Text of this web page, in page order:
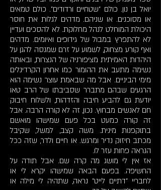
יואל בן נון. כולם "שטחיים ורדודים". כולם טמאים
או מסוכנים. או שניהם. מדהים לגלות את חוסר
היכולת המוחלט לנהל מחלוקת. לא להסכים ועדיין
לא להתפרץ במבול של גידופים ואיומים. מדהים
ואף קורע מצחוק, לשמוע על זרם שמנסה להגן על
היהדות האמיתית מציפורניה של הנצרות, ובאותה
נשימה מתעב את ההומור כמו אחרון הקרדינלים
מימי הביניים. אבל מה שבאמת עוצר נשימה הוא
הרגעים שבהם מתברר שסביבתו של הרב טאו
יודעת גם להביע חיבה והזדהות, ולשלוח חיבוק
חם לאנשים מבחוץ. נכון, זה לא קורה הרבה. אבל
זה קורה כמעט בכל פעם שמישהו מואשם
בתוקפנות מינית. משה קצב, למשל, שקיבל
מכתב חיזוק נדיר ומרגש. או חיים ולדר, שזה ככל
הנראה פחות עזר לו.
אז אין לי מושג מה קרה שם. אבל תודה על
החשיפה. בפעם הבאה שמישהו יקרא לי או
לחבריי "דתיים לייט" נראה, שתהיה לי מילה או